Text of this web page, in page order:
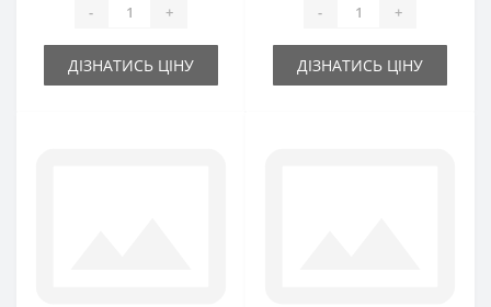
- +
ДІЗНАТИСЬ ЦІНУ
- +
ДІЗНАТИСЬ ЦІНУ